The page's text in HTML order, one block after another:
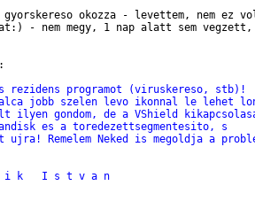
okozza - levettem, nem ez
- nem megy, 1 nap alatt sem vegzett,
rezidens programot (viruskereso, stb)!
jobb szelen levo ikonnal le lehet
ilyen gondom, de a VShield
es a toredezettsegmentesito, s
ujra! Remelem Neked is megoldja a
i k   I s t v a n